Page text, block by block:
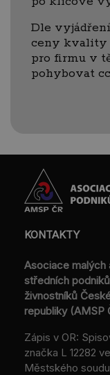
Dle
ceny kvality
pro firmu v
pohybovat
KONTAKTY
Asociace malých
středních
živnostníků
republiky (AMSP
Zápis v OR:
značka L 12282
Městského